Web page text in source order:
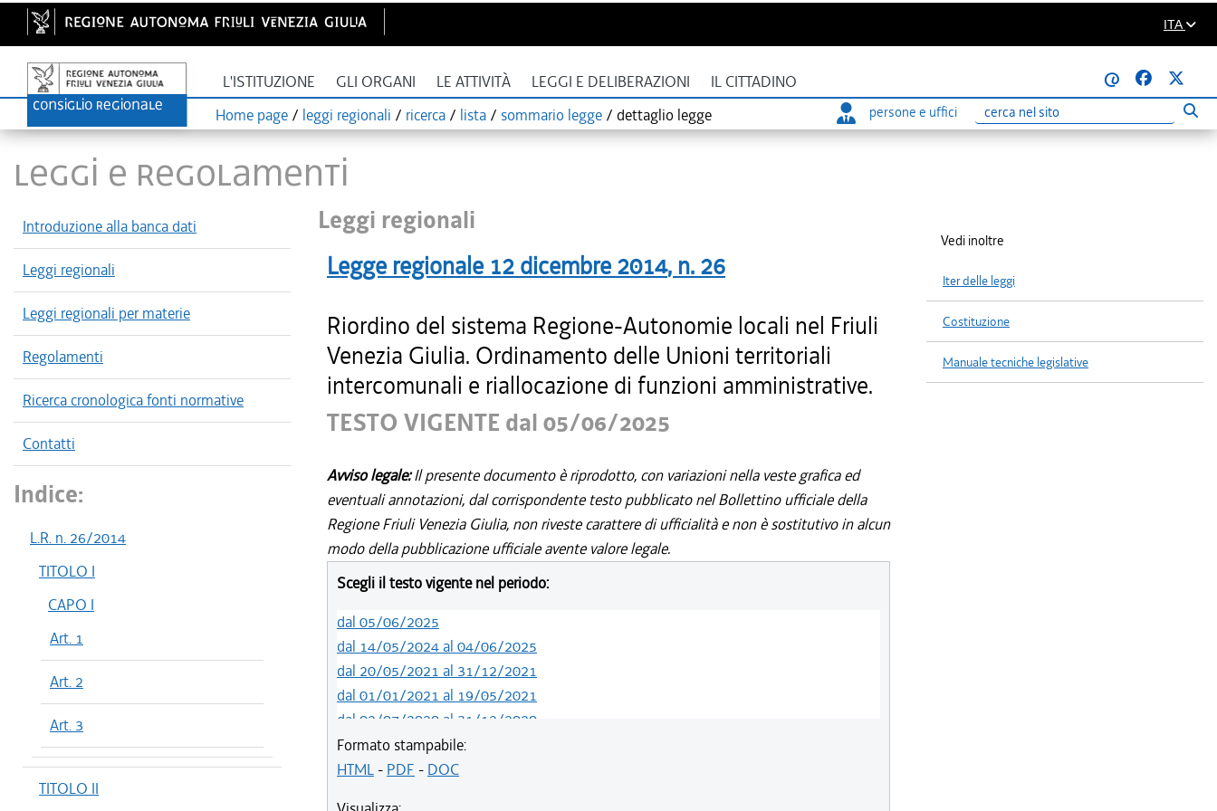
ITA
L'ISTITUZIONE GLI ORGANI LE ATTIVITÀ LEGGI E DELIBERAZIONI IL CITTADINO
@
Home page / leggi regionali / ricerca / lista / sommario legge / dettaglio legge persone e uffici
Ricerca
LEGGI E REGOLAMENTI
Introduzione alla banca dati
Leggi regionali
Leggi regionali per materie
Regolamenti
Ricerca cronologica fonti normative
Contatti
Indice:
L.R. n. 26/2014
TITOLO I
CAPO I
Art. 1
Art. 2
Art. 3
TITOLO II
Leggi regionali
Legge regionale 12 dicembre 2014, n. 26
Riordino del sistema Regione-Autonomie locali nel Friuli
Venezia Giulia. Ordinamento delle Unioni territoriali
intercomunali e riallocazione di funzioni amministrative.
TESTO VIGENTE dal 05/06/2025
Avviso legale:Il presente documento è riprodotto, con variazioni nella veste grafica ed
eventuali annotazioni, dal corrispondente testo pubblicato nel Bollettino ufficiale della
Regione Friuli Venezia Giulia, non riveste carattere di ufficialità e non è sostitutivo in alcun
modo della pubblicazione ufficiale avente valore legale.
Scegli il testo vigente nel periodo:
dal 05/06/2025
dal 14/05/2024 al 04/06/2025
dal 20/05/2021 al 31/12/2021
dal 01/01/2021 al 19/05/2021
dal 02/07/2020 al 31/12/2020
dal 01/07/2020 al 01/07/2020
dal 21/05/2020 al 30/06/2020
Formato stampabile:
HTML- PDF - DOC
Vedi inoltre
Iter delle leggi
Costituzione
Manuale tecniche legislative